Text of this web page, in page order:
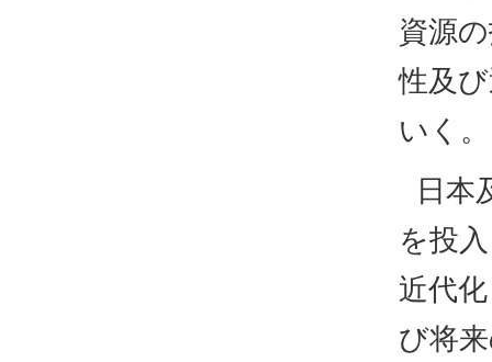
資源
性及
いく。
日本
を投
近代
び将